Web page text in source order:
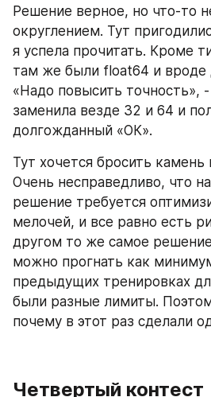
Решение верное, но что-то
округлением. Тут
я успела прочитать. Кроме
там же были float64 и вроде
«Надо повысить точность»,
заменила везде 32 и 64 и
долгожданный «ОК».
Тут хочется бросить камень
Очень несправедливо, что
решение требуется
мелочей, и все равно есть
другом то же самое
можно прогнать как
предыдущих тренировках
были разные лимиты.
почему в этот раз сделали
Четвертый контест